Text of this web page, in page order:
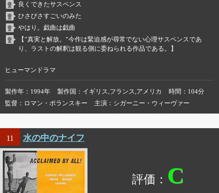
良くできたサスペンス
ひさびさすごいのみた
やはり。戯曲は戯曲
【”真実と解放。”今作は緊迫感が尋常でない心理サスペンスであ
り、ラストの解釈は観る側に委ねられる作品である。】
ヒューマンドラマ
製作年 1994年 製作国 イギリス,フランス,アメリカ 時間
104分
監督
ロマン・ポランスキー 主演 シガーニー・ウィーヴァー
11 水の中のナイフ
C